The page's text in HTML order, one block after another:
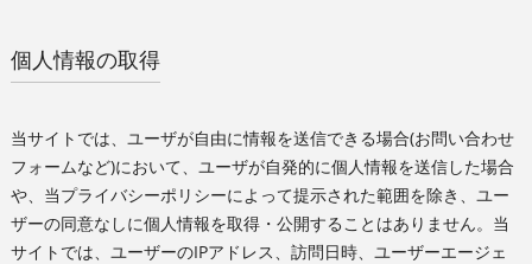
個人情報の取得
当サイトでは、ユーザが自由に情報を送信できる場合(お問い合わせ
フォームなど)において、ユーザが自発的に個人情報を送信した場合
や、当プライバシーポリシーによって提示された範囲を除き、ユー
ザーの同意なしに個人情報を取得・公開することはありません。当
サイトでは、ユーザーのIPアドレス、訪問日時、ユーザーエージェ